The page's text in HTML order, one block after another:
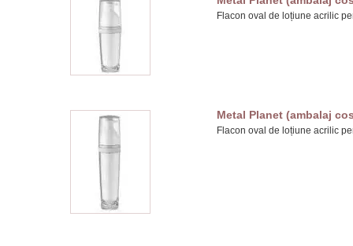
Flacon oval de loțiune acrilic
Metal Planet (ambalaj
Flacon oval de loțiune acrilic